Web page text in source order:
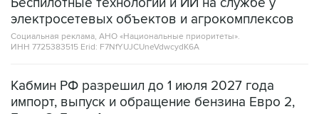
Социальная реклама, АНО «Национальные приоритеты».
ИНН 7725383515 Erid: F7NfYUJCUneVdwcydK6A
Кабмин РФ разрешил до 1 июля 2027 года
Евро 3, Евро 4